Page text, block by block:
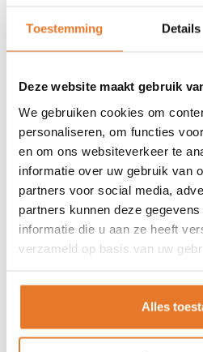
Toestemming Details
Deze website maakt gebruik
We gebruiken cookies om
personaliseren, om functies
en om ons websiteverkeer te
informatie over uw gebruik van
partners voor social media,
partners kunnen deze
informatie die u aan ze heeft
verzameld op basis van uw
Alles
Bekijk ook het filmpje!